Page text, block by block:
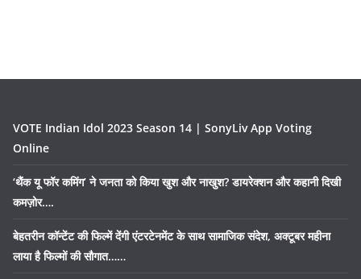
VOTE Indian Idol 2023 Season 14 | SonyLiv App Voting
Online
‘थैंक यू फॉर कमिंग’ ने जनता को किया खुश और नाखुश? डायरेक्शन और कहानी दिखी
कमज़ोर….
बेहतरीन कॉन्टेंट की फिल्में देंगी एंटरटेनमेंट के साथ सामाजिक संदेश, अक्टूबर महीना
लाया है फिल्मों की सौगात……